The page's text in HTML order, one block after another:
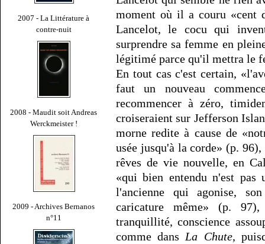
2007 - La Littérature à
contre-nuit
2008 - Maudit soit Andreas
Werckmeister !
2009 - Archives Bernanos
n°11
moment où il a couru «cent
Lancelot, le cocu qui
surprendre sa femme en
légitimé parce qu'il mettra le
En tout cas c'est certain,
faut un nouveau
recommencer à zéro,
croiseraient sur Jefferson
morne redite à cause de
usée jusqu'à la corde» (p.
rêves de vie nouvelle, en
«qui bien entendu n'est pas
l'ancienne qui agonise,
caricature même» (p.
tranquillité, conscience
comme dans La Chute,